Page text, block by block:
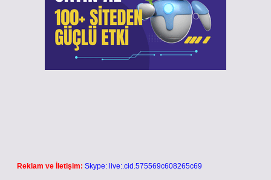
Reklam ve İletişim: Skype: live:.cid.575569c608265c69